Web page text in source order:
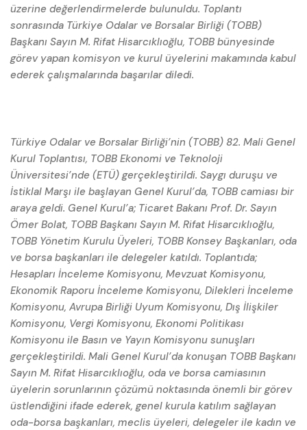
üzerine değerlendirmelerde bulunuldu. Toplantı
sonrasında Türkiye Odalar ve Borsalar Birliği (TOBB)
Başkanı Sayın M. Rifat Hisarcıklıoğlu, TOBB bünyesinde
görev yapan komisyon ve kurul üyelerini makamında kabul
ederek çalışmalarında başarılar diledi.
Türkiye Odalar ve Borsalar Birliği’nin (TOBB) 82. Mali Genel
Kurul Toplantısı, TOBB Ekonomi ve Teknoloji
Üniversitesi’nde (ETÜ) gerçekleştirildi. Saygı duruşu ve
İstiklal Marşı ile başlayan Genel Kurul’da, TOBB camiası bir
araya geldi. Genel Kurul’a; Ticaret Bakanı Prof. Dr. Sayın
Ömer Bolat, TOBB Başkanı Sayın M. Rifat Hisarcıklıoğlu,
TOBB Yönetim Kurulu Üyeleri, TOBB Konsey Başkanları, oda
ve borsa başkanları ile delegeler katıldı. Toplantıda;
Hesapları İnceleme Komisyonu, Mevzuat Komisyonu,
Ekonomik Raporu İnceleme Komisyonu, Dilekleri İnceleme
Komisyonu, Avrupa Birliği Uyum Komisyonu, Dış İlişkiler
Komisyonu, Vergi Komisyonu, Ekonomi Politikası
Komisyonu ile Basın ve Yayın Komisyonu sunuşları
gerçekleştirildi. Mali Genel Kurul’da konuşan TOBB Başkanı
Sayın M. Rifat Hisarcıklıoğlu, oda ve borsa camiasının
üyelerin sorunlarının çözümü noktasında önemli bir görev
üstlendiğini ifade ederek, genel kurula katılım sağlayan
oda-borsa başkanları, meclis üyeleri, delegeler ile kadın ve